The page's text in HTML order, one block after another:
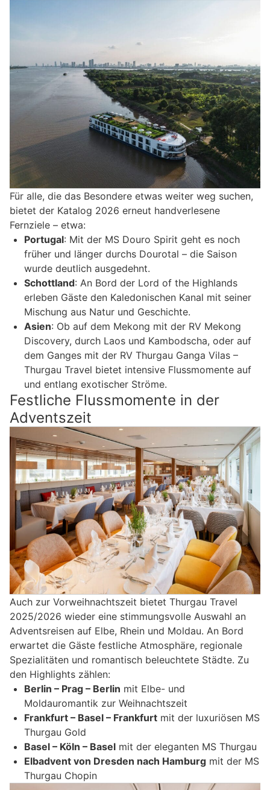
Für alle, die das Besondere etwas weiter weg suchen,
bietet der Katalog 2026 erneut handverlesene
Fernziele – etwa:
Portugal: Mit der MS Douro Spirit geht es noch
früher und länger durchs Dourotal – die Saison
wurde deutlich ausgedehnt.
Schottland: An Bord der Lord of the Highlands
erleben Gäste den Kaledonischen Kanal mit seiner
Mischung aus Natur und Geschichte.
Asien: Ob auf dem Mekong mit der RV Mekong
Discovery, durch Laos und Kambodscha, oder auf
dem Ganges mit der RV Thurgau Ganga Vilas –
Thurgau Travel bietet intensive Flussmomente auf
und entlang exotischer Ströme.
Festliche Flussmomente in der
Adventszeit
Auch zur Vorweihnachtszeit bietet Thurgau Travel
2025/2026 wieder eine stimmungsvolle Auswahl an
Adventsreisen auf Elbe, Rhein und Moldau. An Bord
erwartet die Gäste festliche Atmosphäre, regionale
Spezialitäten und romantisch beleuchtete Städte. Zu
den Highlights zählen:
Berlin – Prag – Berlin mit Elbe- und
Moldauromantik zur Weihnachtszeit
Frankfurt – Basel – Frankfurt mit der luxuriösen MS
Thurgau Gold
Basel – Köln – Basel mit der eleganten MS Thurgau
Elbadvent von Dresden nach Hamburg mit der MS
Thurgau Chopin